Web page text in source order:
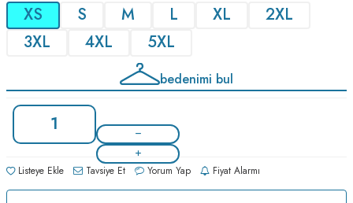
XS S M L XL
2XL
3XL
4XL 5XL
bedenimi bul
Listeye Ekle Tavsiye Et Yorum Yap Fiyat Alarmı